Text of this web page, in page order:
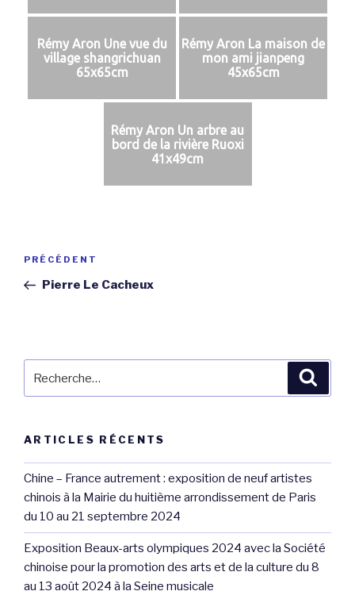
Rémy Aron Une vue du
village shangrichuan
65x65cm
Rémy Aron La maison de
mon ami jianpeng
45x65cm
Rémy Aron Un arbre au
bord de la rivière Ruoxi
41x49cm
Navigation
l’article
Article
précédent
PRÉCÉDENT
Pierre Le Cacheux
ARTICLES RÉCENTS
Chine – France autrement : exposition de neuf artistes
chinois à la Mairie du huitième arrondissement de Paris
du 10 au 21 septembre 2024
Exposition Beaux-arts olympiques 2024 avec la Société
chinoise pour la promotion des arts et de la culture du 8
au 13 août 2024 à la Seine musicale